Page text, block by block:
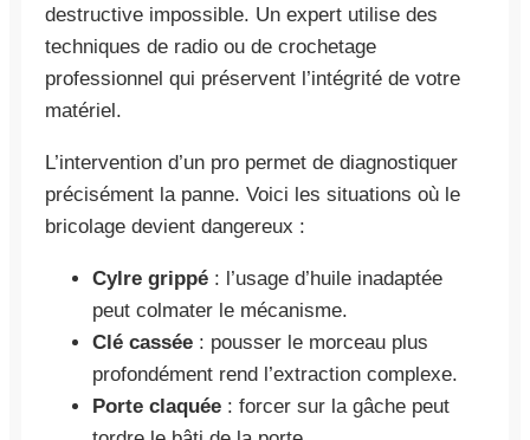
destructive impossible. Un expert utilise des
techniques de radio ou de crochetage
professionnel qui préservent l’intégrité de votre
matériel.
L’intervention d’un pro permet de diagnostiquer
précisément la panne. Voici les situations où le
bricolage devient dangereux :
Cylre grippé : l’usage d’huile inadaptée
peut colmater le mécanisme.
Clé cassée : pousser le morceau plus
profondément rend l’extraction complexe.
Porte claquée : forcer sur la gâche peut